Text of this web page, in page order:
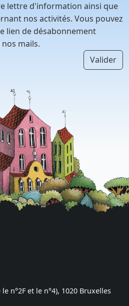
lettre d'information ainsi que
nos activités. Vous pouvez
lien de désabonnement
mails.
n°2F et le n°4), 1020 Bruxelles